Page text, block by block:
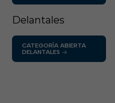
Delantales
CATEGORÍA ABIERTA
DELANTALES